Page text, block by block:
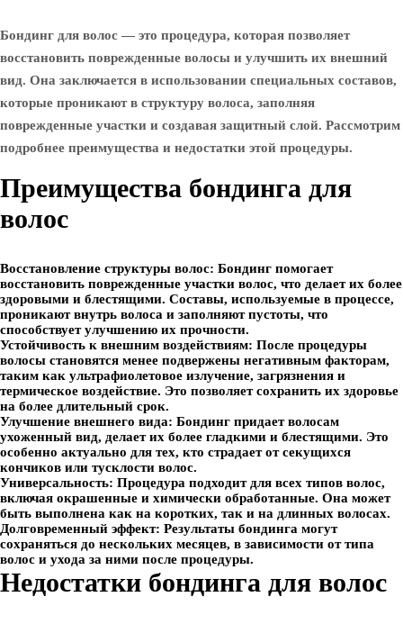
Бондинг для волос — это процедура, которая позволяет
восстановить поврежденные волосы и улучшить их внешний
вид. Она заключается в использовании специальных составов,
которые проникают в структуру волоса, заполняя
поврежденные участки и создавая защитный слой. Рассмотрим
подробнее преимущества и недостатки этой процедуры.
Преимущества бондинга для
волос
Восстановление структуры волос: Бондинг помогает
восстановить поврежденные участки волос, что делает их более
здоровыми и блестящими. Составы, используемые в процессе,
проникают внутрь волоса и заполняют пустоты, что
способствует улучшению их прочности.
Устойчивость к внешним воздействиям: После процедуры
волосы становятся менее подвержены негативным факторам,
таким как ультрафиолетовое излучение, загрязнения и
термическое воздействие. Это позволяет сохранить их здоровье
на более длительный срок.
Улучшение внешнего вида: Бондинг придает волосам
ухоженный вид, делает их более гладкими и блестящими. Это
особенно актуально для тех, кто страдает от секущихся
кончиков или тусклости волос.
Универсальность: Процедура подходит для всех типов волос,
включая окрашенные и химически обработанные. Она может
быть выполнена как на коротких, так и на длинных волосах.
Долговременный эффект: Результаты бондинга могут
сохраняться до нескольких месяцев, в зависимости от типа
волос и ухода за ними после процедуры.
Недостатки бондинга для волос